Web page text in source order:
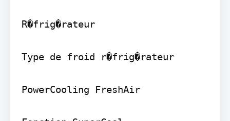
R�frig�rateur
Type de froid r�frig�rateur
PowerCooling FreshAir